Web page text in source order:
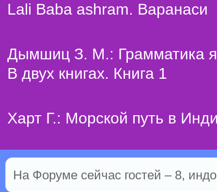
Lali Baba ashram. Варанаси
Дымшиц З. М.: Грамматика
В двух книгах. Книга 1
Харт Г.: Морской путь в
На Форуме сейчас гостей – 8,